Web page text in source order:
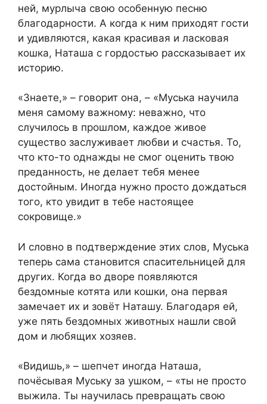
ней, мурлыча свою особенную песню
благодарности. А когда к ним приходят гости
и удивляются, какая красивая и ласковая
кошка, Наташа с гордостью рассказывает их
историю.
«Знаете,» – говорит она, – «Муська научила
меня самому важному: неважно, что
случилось в прошлом, каждое живое
существо заслуживает любви и счастья. То,
что кто-то однажды не смог оценить твою
преданность, не делает тебя менее
достойным. Иногда нужно просто дождаться
того, кто увидит в тебе настоящее
сокровище.»
И словно в подтверждение этих слов, Муська
теперь сама становится спасительницей для
других. Когда во дворе появляются
бездомные котята или кошки, она первая
замечает их и зовёт Наташу. Благодаря ей,
уже пять бездомных животных нашли свой
дом и любящих хозяев.
«Видишь,» – шепчет иногда Наташа,
почёсывая Муську за ушком, – «ты не просто
выжила. Ты научилась превращать свою